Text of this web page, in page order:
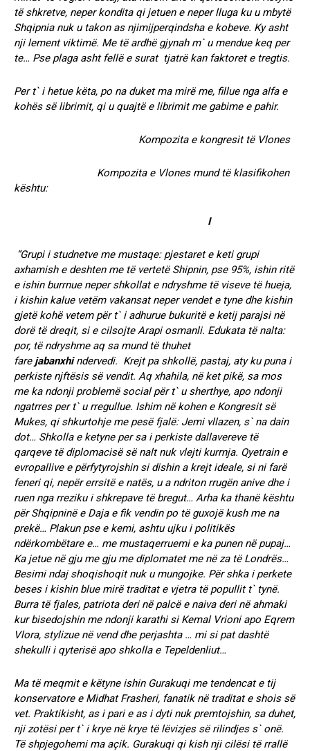
të shkretve, neper kondita qi jetuen e neper lluga ku u mbytë
Shqipnia nuk u takon as njimijperqindsha e kobeve. Ky asht
nji lement viktimë. Me të ardhë gjynah m` u mendue keq per
te… Pse plaga asht fellë e surat tjatrë kan faktoret e tregtis.
Per t` i hetue këta, po na duket ma mirë me, fillue nga alfa e
kohës së librimit, qi u quajtë e librimit me gabime e pahir.
Kompozita e kongresit të Vlones
Kompozita e Vlones mund të klasifikohen
kështu:
I
“Grupi i studnetve me mustaqe: pjestaret e keti grupi
axhamish e deshten me të vertetë Shipnin, pse 95%, ishin ritë
e ishin burrnue neper shkollat e ndryshme të viseve të hueja,
i kishin kalue vetëm vakansat neper vendet e tyne dhe kishin
gjetë kohë vetem për t` i adhurue bukuritë e ketij parajsi në
dorë të dreqit, si e cilsojte Arapi osmanli. Edukata të nalta:
por, të ndryshme aq sa mund të thuhet
fare jabanxhindervedi. Krejt pa shkollë, pastaj, aty ku puna i
perkiste njftësis së vendit. Aq xhahila, në ket pikë, sa mos
me ka ndonji problemë social për t` u sherthye, apo ndonji
ngatrres per t` u rregullue. Ishim në kohen e Kongresit së
Mukes, qi shkurtohje me pesë fjalë: Jemi vllazen, s` na dain
dot… Shkolla e ketyne per sa i perkiste dallavereve të
qarqeve të diplomacisë së nalt nuk vlejti kurrnja. Qyetrain e
evropallive e përfytyrojshin si dishin a krejt ideale, si ni farë
feneri qi, nepër errsitë e natës, u a ndriton rrugën anive dhe i
ruen nga rreziku i shkrepave të bregut… Arha ka thanë kështu
për Shqipninë e Daja e fik vendin po të guxojë kush me na
prekë… Plakun pse e kemi, ashtu ujku i politikës
ndërkombëtare e… me mustaqerruemi e ka punen në pupaj…
Ka jetue në gju me gju me diplomatet me në za të Londrës…
Besimi ndaj shoqishoqit nuk u mungojke. Për shka i perkete
beses i kishin blue mirë traditat e vjetra të popullit t` tynë.
Burra të fjales, patriota deri në palcë e naiva deri në ahmaki
kur bisedojshin me ndonji karathi si Kemal Vrioni apo Eqrem
Vlora, stylizue në vend dhe perjashta … mi si pat dashtë
shekulli i qyterisë apo shkolla e Tepeldenliut…
Ma të meqmit e këtyne ishin Gurakuqi me tendencat e tij
konservatore e Midhat Frasheri, fanatik në traditat e shois së
vet. Praktikisht, as i pari e as i dyti nuk premtojshin, sa duhet,
nji zotësi per t` i krye në krye të lëvizjes së rilindjes s` onë.
Të shpjegohemi ma açik. Gurakuqi qi kish nji cilësi të rrallë